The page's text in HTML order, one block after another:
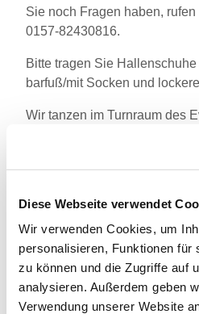
Diese Webseite verwendet
Wir verwenden Cookies, um
personalisieren, Funktionen für
zu können und die Zugriffe auf
analysieren. Außerdem geben
Verwendung unserer Website
Sie noch Fragen haben,
0157-82430816.
Bitte tragen Sie
barfuß/mit Socken und
Wir tanzen im Turnraum des